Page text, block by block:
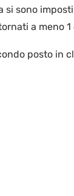
si sono
a meno 1
posto in